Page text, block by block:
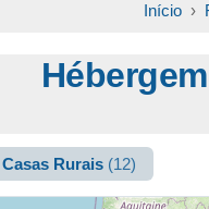
Início ›
Casas Rurais (12)